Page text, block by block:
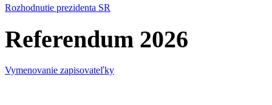
Rozhodnutie prezidenta SR
Referendum 2026
Vymenovanie zapisovateľky